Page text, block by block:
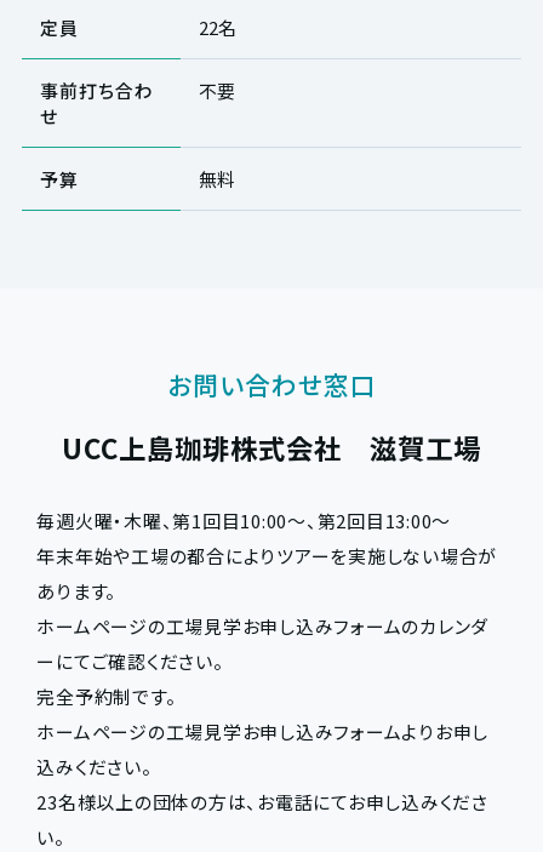
定員 22名
事前打ち合わ
せ
不要
予算 無料
お問い合わせ窓口
UCC上島珈琲株式会社 滋賀工場
毎週火曜・木曜、第1回目10:00～、第2回目13:00～
年末年始や工場の都合によりツアーを実施しない場合が
あります。
ホームページの工場見学お申し込みフォームのカレンダ
ーにてご確認ください。
完全予約制です。
ホームページの工場見学お申し込みフォームよりお申し
込みください。
23名様以上の団体の方は、お電話にてお申し込みくださ
い。